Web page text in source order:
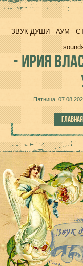
ЗВУК ДУШИ - АУМ -
-ИРИЯ
Пятница,
ГЛАВНАЯ